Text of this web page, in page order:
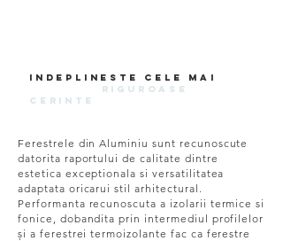
indeplineste cele mai
riguroase
cerinte
Ferestrele din Aluminiu sunt recunoscute
datorita raportului de calitate dintre
estetica exceptionala si versatilitatea
adaptata oricarui stil arhitectural.
Performanta recunoscuta a izolarii termice si
fonice, dobandita prin intermediul profilelor
și a ferestrei termoizolante fac ca ferestre